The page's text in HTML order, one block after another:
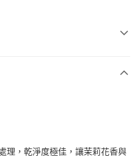
理，乾淨度極佳，讓茉莉花香與